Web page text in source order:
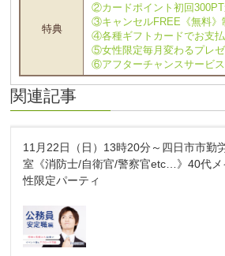
特典
②カードポイント初回
③キャンセルFREE《無料》
④各種ギフトカードでお支
⑤女性限定毎月変わるプレゼ
⑥アフターチャンスサービス
関連記事
11月22日（日）13時20分～四日市市勤
室《消防士/自衛官/警察官etc…》40代メ
性限定パーティ